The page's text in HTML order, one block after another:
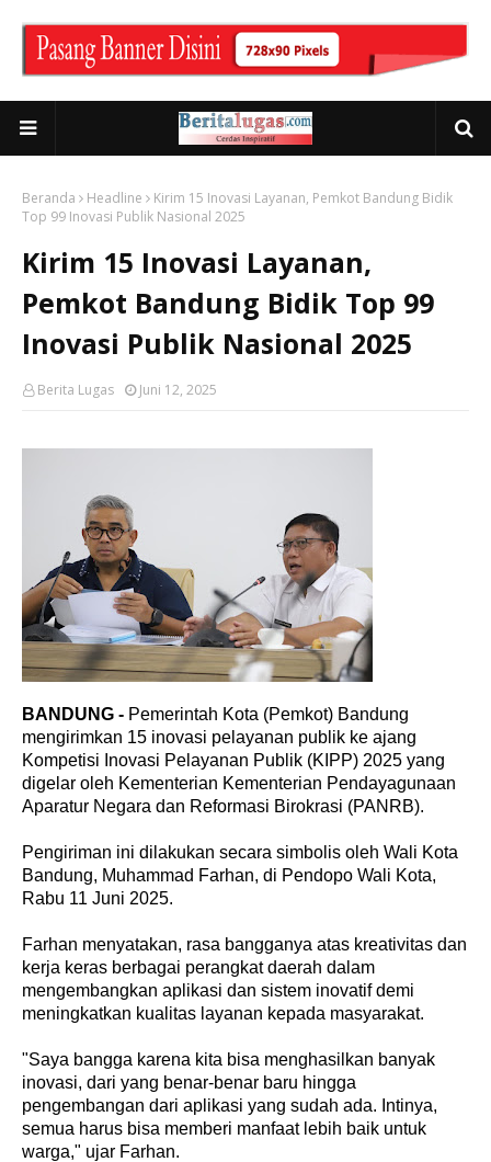
Beranda Headline
Kirim 15 Inovasi Layanan, Pemkot Bandung Bidik
Top 99 Inovasi Publik Nasional 2025
Kirim 15 Inovasi Layanan,
Pemkot Bandung Bidik Top 99
Inovasi Publik Nasional 2025
Berita Lugas Juni 12, 2025
BANDUNG - Pemerintah Kota (Pemkot) Bandung
mengirimkan 15 inovasi pelayanan publik ke ajang
Kompetisi Inovasi Pelayanan Publik (KIPP) 2025 yang
digelar oleh Kementerian Kementerian Pendayagunaan
Aparatur Negara dan Reformasi Birokrasi (PANRB).
Pengiriman ini dilakukan secara simbolis oleh Wali Kota
Bandung, Muhammad Farhan, di Pendopo Wali Kota,
Rabu 11 Juni 2025.
Farhan menyatakan, rasa bangganya atas kreativitas dan
kerja keras berbagai perangkat daerah dalam
mengembangkan aplikasi dan sistem inovatif demi
meningkatkan kualitas layanan kepada masyarakat.
"Saya bangga karena kita bisa menghasilkan banyak
inovasi, dari yang benar-benar baru hingga
pengembangan dari aplikasi yang sudah ada. Intinya,
semua harus bisa memberi manfaat lebih baik untuk
warga," ujar Farhan.